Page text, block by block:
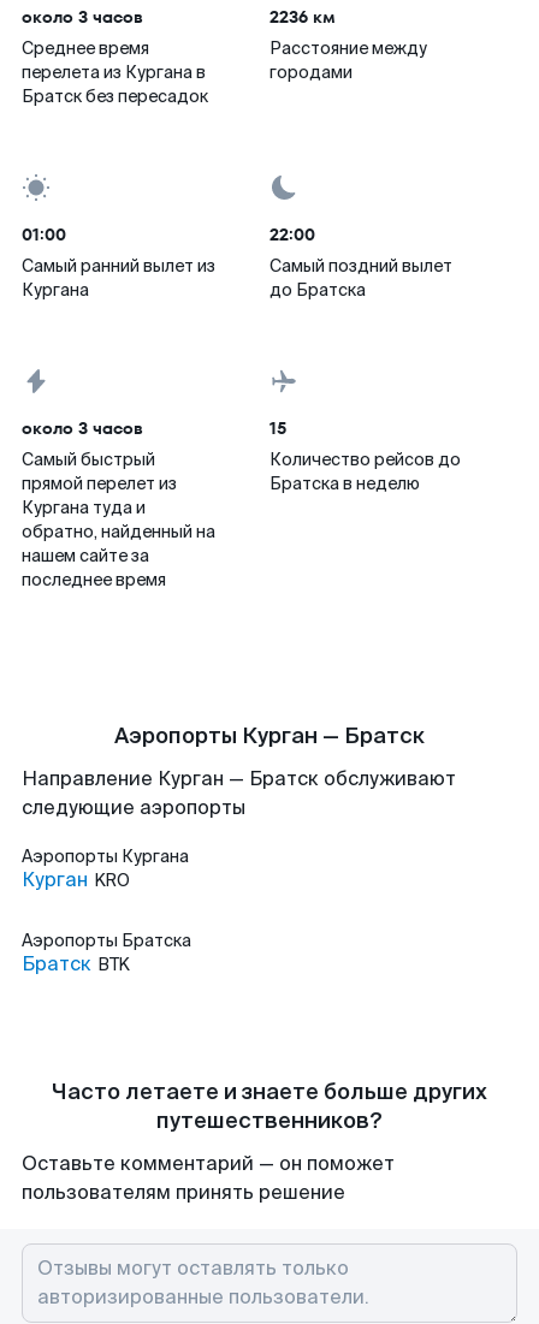
около 3 часов
Среднее время
перелета из Кургана в
Братск без пересадок
2236 км
Расстояние между
городами
01:00
Самый ранний вылет из
Кургана
22:00
Самый поздний вылет
до Братска
около 3 часов
Самый быстрый
прямой перелет из
Кургана туда и
обратно, найденный на
нашем сайте за
последнее время
15
Количество рейсов до
Братска в неделю
Аэропорты Курган — Братск
Направление Курган — Братск обслуживают
следующие аэропорты
Аэропорты Кургана
Курган KRO
Аэропорты Братска
Братск BTK
Часто летаете и знаете больше других
путешественников?
Оставьте комментарий — он поможет
пользователям принять решение